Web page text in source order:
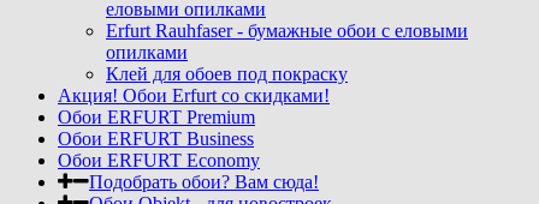
еловыми опилками
Erfurt Rauhfaser - бумажные обои с еловыми
опилками
Клей для обоев под покраску
Акция! Обои Erfurt со скидками!
Обои ERFURT Premium
Обои ERFURT Business
Обои ERFURT Economy
Подобрать обои? Вам сюда!